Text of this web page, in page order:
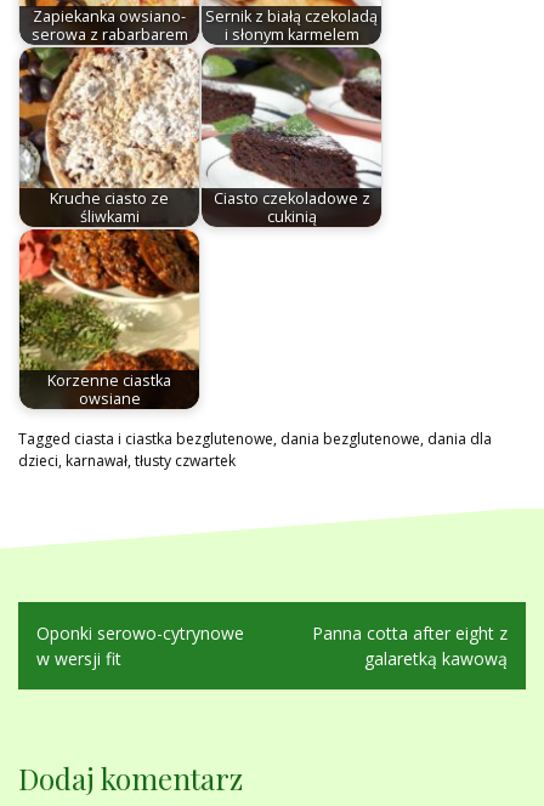
Zapiekanka owsiano-
serowa z rabarbarem
Sernik z białą czekoladą
i słonym karmelem
Kruche ciasto ze
śliwkami
Ciasto czekoladowe z
cukinią
Korzenne ciastka
owsiane
Tagged ciasta i ciastka bezglutenowe, dania bezglutenowe, dania dla
dzieci,karnawał,tłusty czwartek
Nawigacja
wpisu
Oponki serowo-cytrynowe
w wersji fit
Panna cotta after eight z
galaretką kawową
Dodaj komentarz